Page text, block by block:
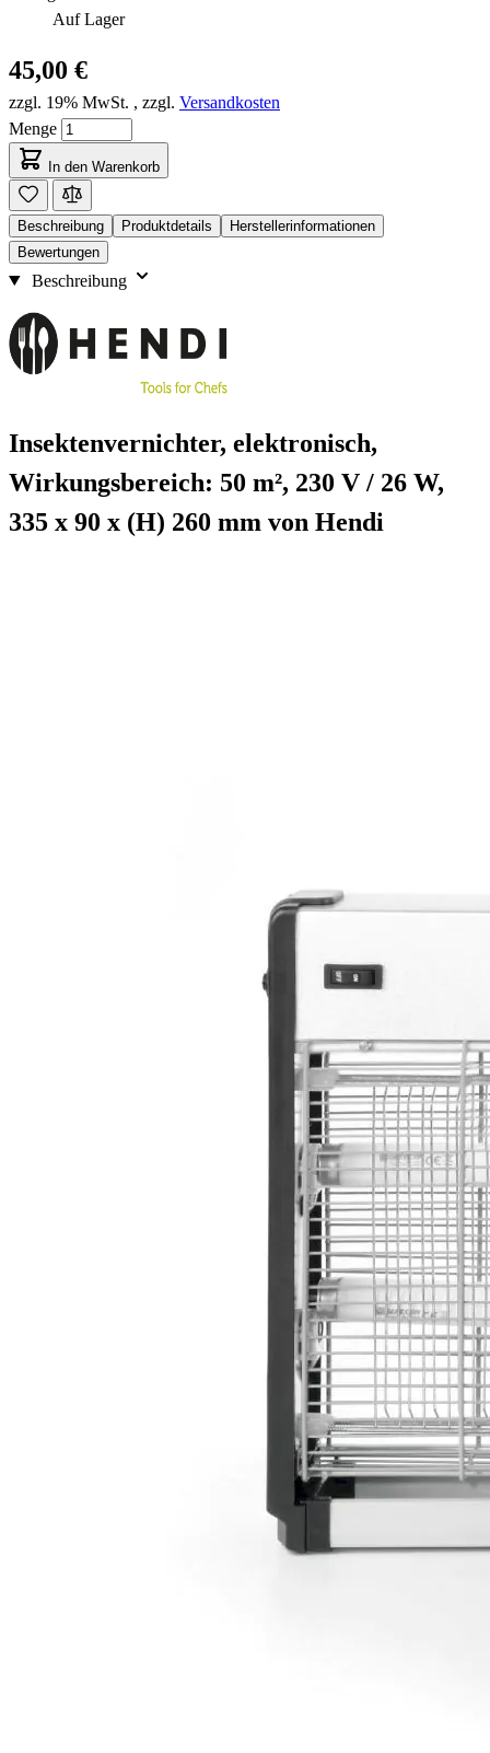
Auf Lager
45,00 €
zzgl. 19% MwSt. , zzgl. Versandkosten
Menge
In den Warenkorb
Beschreibung Produktdetails
Herstellerinformationen
Bewertungen
Beschreibung
Insektenvernichter, elektronisch,
Wirkungsbereich: 50 m², 230 V / 26 W,
335 x 90 x (H) 260 mm von Hendi